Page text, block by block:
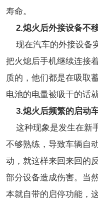
寿命。
2.熄火后外接设备不
现在汽车的外接设备
把火熄后手机继续连接
质的，他们都是在吸取
电池的电量被吸干的话
3.熄火后频繁的启动
这种现象是发生在新
不够熟练，导致车辆自
动，就这样来回来回的
部分设备造成伤害。当
本就自带的启停功能，